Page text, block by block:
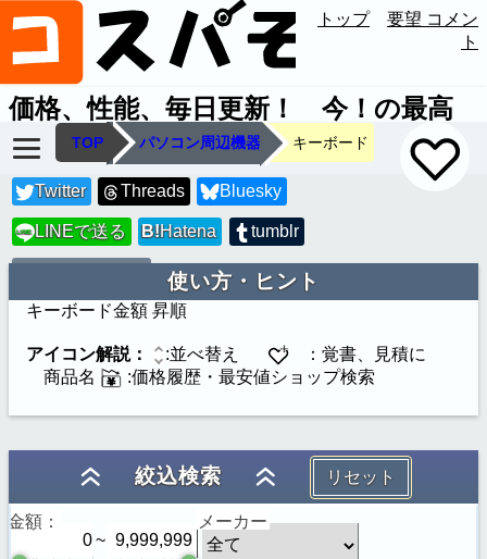
トップ
要望 コメン
ト
価格、性能、毎日更新！ 今！の最高
のコスパを見つけます
TOP パソコン周辺機器 キーボード
Twitter Threads Bluesky
LINE LINEで送る B!Hatena tumblr
使い方・ヒント
キーボード金額 昇順
アイコン解説： :並べ替え
：覚書、見積に
商品名
:価格履歴・最安値ショップ検索
絞込検索 リセット
金額：
~
メーカー